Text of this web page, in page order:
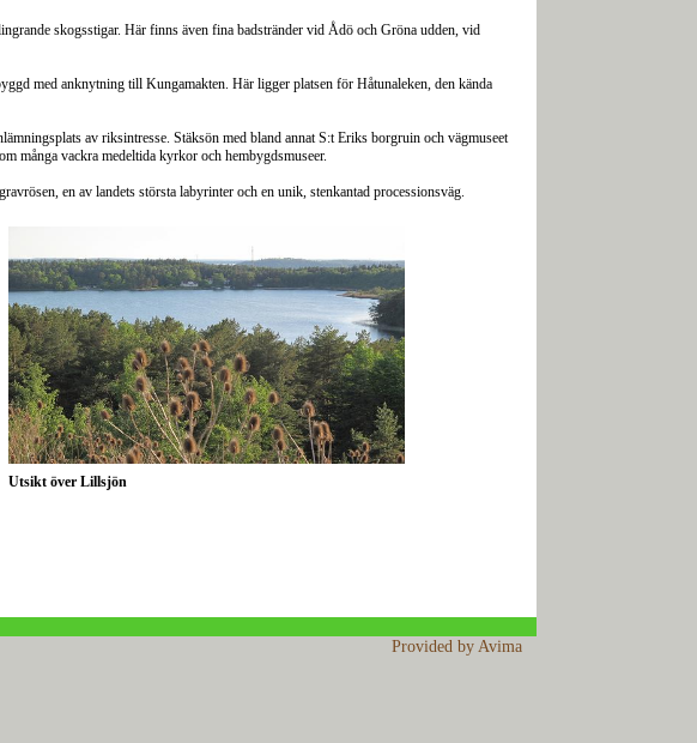
skogsstigar. Här finns även fina badstränder vid Ådö och Gröna udden, vid
med anknytning till Kungamakten. Här ligger platsen för Håtunaleken, den kända
av riksintresse. Stäksön med bland annat S:t Eriks borgruin och vägmuseet
många vackra medeltida kyrkor och hembygdsmuseer.
en av landets största labyrinter och en unik, stenkantad processionsväg.
Utsikt över Lillsjön
Provided by Avima